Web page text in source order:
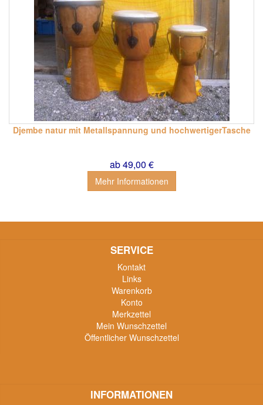
Djembe natur mit Metallspannung und hochwertigerTasche
ab 49,00 €
Mehr Informationen
SERVICE
Kontakt
Links
Warenkorb
Konto
Merkzettel
Mein Wunschzettel
Öffentlicher Wunschzettel
INFORMATIONEN